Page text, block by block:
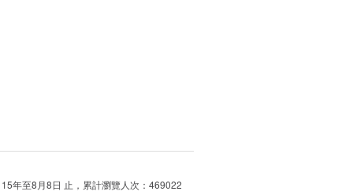
年至8月8日 止，累計瀏覽人次：469022